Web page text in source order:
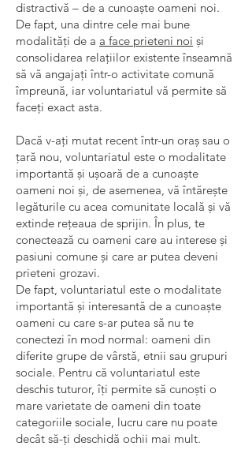
distractivă – de a cunoaște oameni noi.
De fapt, una dintre cele mai bune
modalități de a a face prieteni noi și
consolidarea relațiilor existente înseamnă
să vă angajați într-o activitate comună
împreună, iar voluntariatul vă permite să
faceți exact asta.
Dacă v-ați mutat recent într-un oraș sau o
țară nou, voluntariatul este o modalitate
importantă și ușoară de a cunoaște
oameni noi și, de asemenea, vă întărește
legăturile cu acea comunitate locală și vă
extinde rețeaua de sprijin. În plus, te
conectează cu oameni care au interese și
pasiuni comune și care ar putea deveni
prieteni grozavi.
De fapt, voluntariatul este o modalitate
importantă și interesantă de a cunoaște
oameni cu care s-ar putea să nu te
conectezi în mod normal: oameni din
diferite grupe de vârstă, etnii sau grupuri
sociale. Pentru că voluntariatul este
deschis tuturor, îți permite să cunoști o
mare varietate de oameni din toate
categoriile sociale, lucru care nu poate
decât să-ți deschidă ochii mai mult.